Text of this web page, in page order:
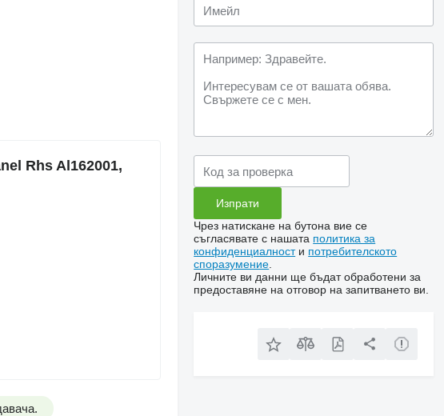
Rhs Al162001,
Чрез натискане на бутона вие се
съгласявате с нашата политика за
конфиденциалности потребителското
споразумение
Личните ви данни ще бъдат обработени за
предоставяне на отговор на запитването ви.